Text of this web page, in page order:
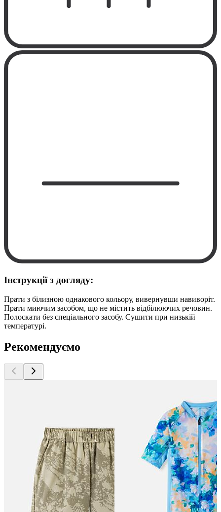
Інструкції з догляду:
Прати з білизною однакового кольору, вивернувши навиворіт.
Прати миючим засобом, що не містить відбілюючих речовин.
Полоскати без спеціального засобу. Сушити при низькій
температурі.
Рекомендуємо